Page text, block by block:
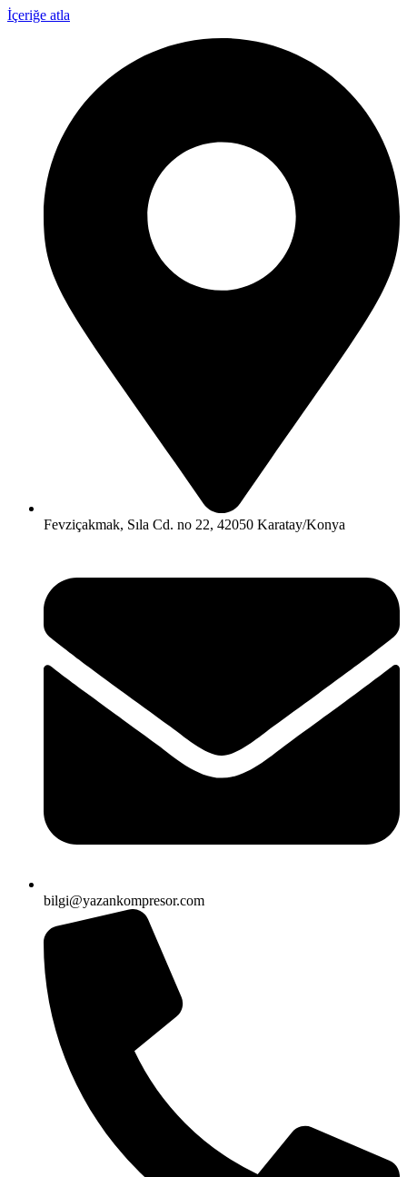
İçeriğe atla
Fevziçakmak, Sıla Cd. no 22, 42050 Karatay/Konya
bilgi@yazankompresor.com